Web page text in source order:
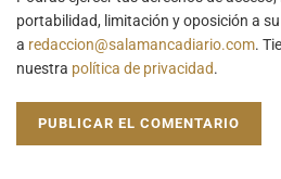
portabilidad, limitación y oposición a
a redaccion@salamancadiario.com.
nuestra política de privacidad.